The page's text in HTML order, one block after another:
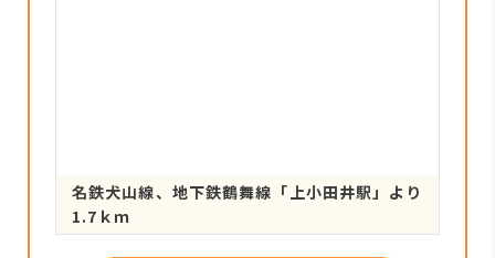
名鉄犬山線、地下鉄鶴舞線「上小田井駅」より
1.7ｋｍ